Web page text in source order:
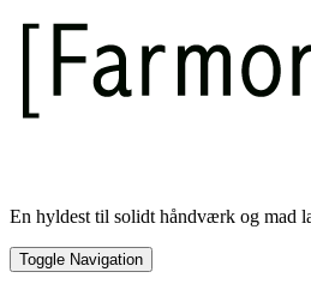
Skip
content
En hyldest til solidt håndværk og mad
Toggle Navigation